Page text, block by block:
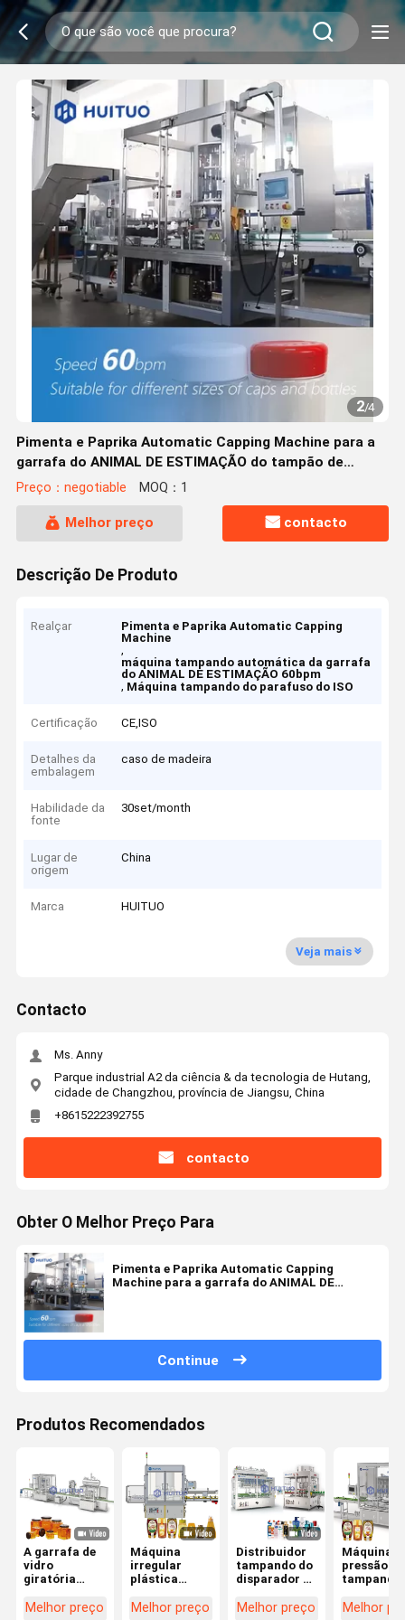
2/4
Pimenta e Paprika Automatic Capping Machine para a
garrafa do ANIMAL DE ESTIMAÇÃO do tampão de
parafuso
Preço：negotiable MOQ：1
Melhor preço contacto
Descrição De Produto
Realçar
Pimenta e Paprika Automatic Capping
Machine
,
máquina tampando automática da garrafa
do ANIMAL DE ESTIMAÇÃO 60bpm
, Máquina tampando do parafuso do ISO
Certificação CE,ISO
Detalhes da
embalagem
caso de madeira
Habilidade da
fonte
30set/month
Lugar de
origem
China
Marca HUITUO
Veja mais
Contacto
Ms. Anny
Parque industrial A2 da ciência & da tecnologia de Hutang,
cidade de Changzhou, província de Jiangsu, China
+8615222392755
contacto
Obter O Melhor Preço Para
Pimenta e Paprika Automatic Capping
Machine para a garrafa do ANIMAL DE
Continue
Produtos Recomendados
A garrafa de
vidro
giratória
transforma o
Melhor preço
Máquina
irregular
plástica
automático
Melhor preço
Distribuidor
tampando do
disparador da
bomba
Melhor preço
Máquina
pressão
tampando
vácuo
Melhor